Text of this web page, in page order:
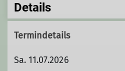
Details
Termindetails
Sa. 11.07.2026